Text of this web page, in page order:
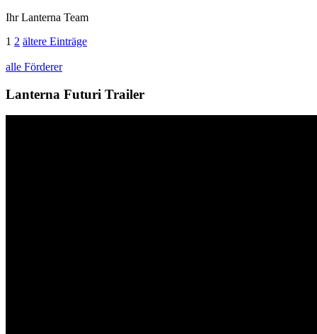
Ihr Lanterna Team
1 2 ältere Einträge
alle Förderer
Lanterna Futuri Trailer